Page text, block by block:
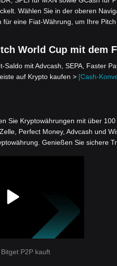
Wählen Sie in der oberen
für eine Fiat-Währung, um Ihre
World Cup mit dem
Saldo mit Advcash, SEPA, Faster
auf Krypto kaufen > [Cash-
Sie Kryptowährungen mit über
Perfect Money, Advcash und
Genießen Sie sichere
P2P kauft